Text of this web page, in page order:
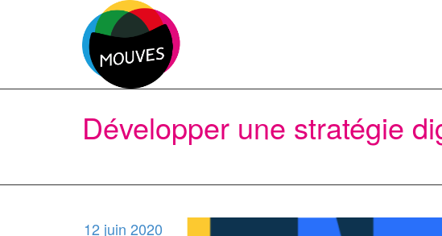
Développer une stratégie
12 juin 2020